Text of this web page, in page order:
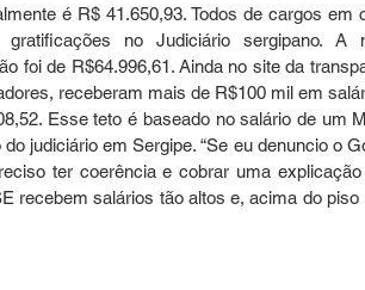
é R$ 41.650,93. Todos de cargos em
no Judiciário sergipano. A
foi de R$64.996,61. Ainda no site da
receberam mais de R$100 mil em
Esse teto é baseado no salário de um
judiciário em Sergipe. “Se eu denuncio o
ter coerência e cobrar uma explicação
recebem salários tão altos e, acima do piso